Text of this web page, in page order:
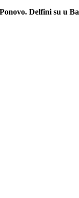
Delfini su u